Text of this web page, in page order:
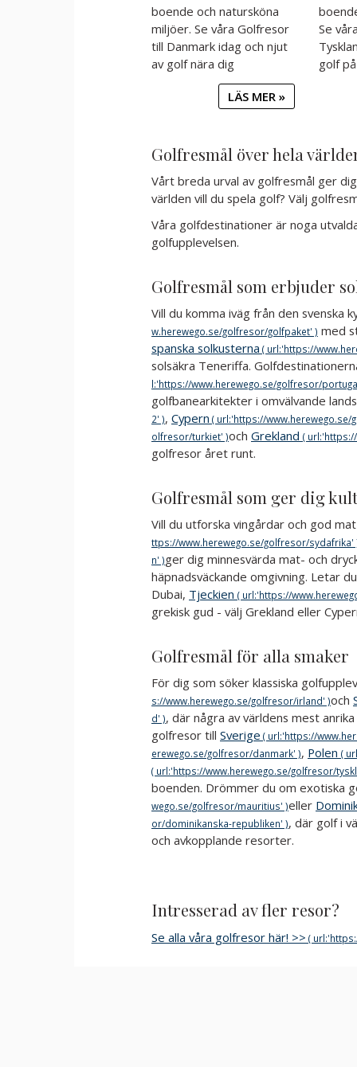
boende och natursköna
miljöer. Se våra Golfresor
till Danmark idag och njut
av golf nära dig
LÄS MER »
Se
golf
Golfresmål över hela
Vårt breda urval av golfresmål ger
världen vill du spela golf? Välj
Våra golfdestinationer är noga
golfupplevelsen.
Golfresmål som erbjuder
Vill du komma iväg från den svenska
med
spanska solkusterna
solsäkra Teneriffa.
golfbanearkitekter i omvälvande
, Cypern
och Grekland
golfresor året runt.
Golfresmål som ger dig
Vill du utforska vingårdar och god
ger dig minnesvärda mat- och
häpnadsväckande omgivning. Letar
Dubai, Tjeckien
grekisk gud - välj Grekland eller
Golfresmål för alla smaker
För dig som söker klassiska
och
, där några av världens mest
golfresor till Sverige
, Polen
boenden. Drömmer du om exotiska
eller
, där golf i
och avkopplande resorter.
Intresserad av fler resor?
Se alla våra golfresor här! >>